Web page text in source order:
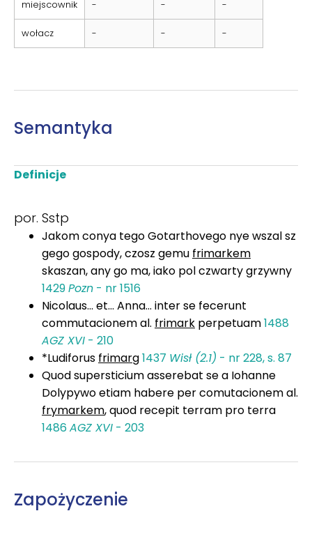
miejscownik - - -
wołacz - - -
Semantyka
Definicje
por. Sstp
Jakom conya tego Gotarthovego nye wszal sz
gego gospody, czosz gemu frimarkem
skaszan, any go ma, iako pol czwarty grzywny
1429Pozn - nr 1516
Nicolaus... et... Anna... inter se fecerunt
commutacionem al. frimark perpetuam1488
AGZ XVI - 210
*Ludiforus frimarg1437 Wisł (2.1) - nr 228, s. 87
Quod supersticium asserebat se a Iohanne
Dolypywo etiam habere per comutacionem al.
frymarkem, quod recepit terram pro terra
1486AGZ XVI - 203
Zapożyczenie